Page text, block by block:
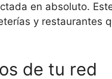
en absoluto.
y restaurantes
de tu red